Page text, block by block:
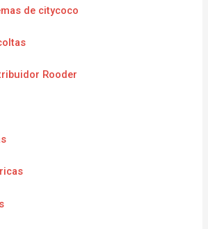
de citycoco
Rooder